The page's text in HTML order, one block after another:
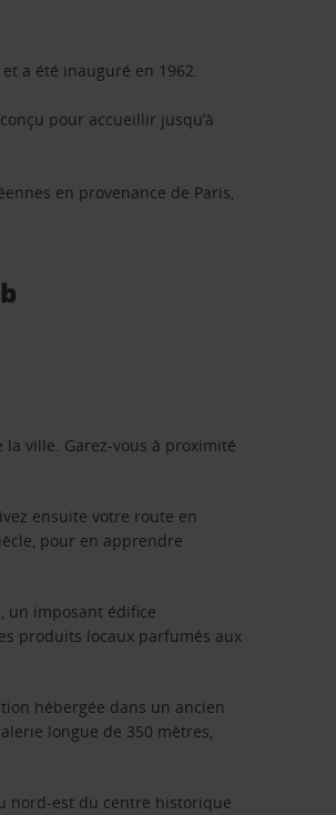
a été inauguré en 1962.
pour accueillir jusqu’à
en provenance de Paris,
ville. Garez-vous à proximité
ensuite votre route en
pour en apprendre
un imposant édifice
produits locaux parfumés aux
hébergée dans un ancien
longue de 350 mètres,
nord-est du centre historique